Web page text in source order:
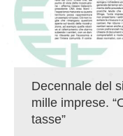
Decennale del
mille imprese.
tasse”